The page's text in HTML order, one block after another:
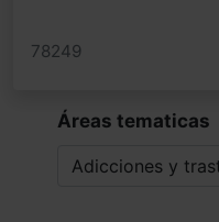
78249
Áreas tematicas